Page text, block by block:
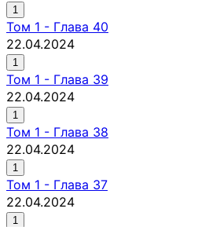
1
Том 1 - Глава 40
22.04.2024
1
Том 1 - Глава 39
22.04.2024
1
Том 1 - Глава 38
22.04.2024
1
Том 1 - Глава 37
22.04.2024
1